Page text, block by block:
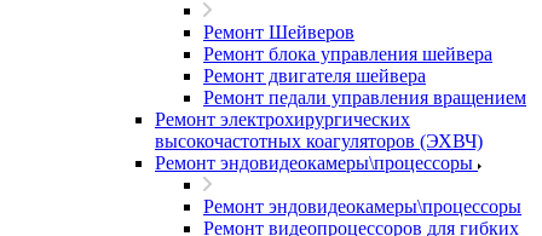
Ремонт Шейверов
Ремонт блока управления шейвера
Ремонт двигателя шейвера
Ремонт педали управления вращением
Ремонт электрохирургических
высокочастотных коагуляторов (ЭХВЧ)
Ремонт эндовидеокамеры\процессоры
Ремонт эндовидеокамеры\процессоры
Ремонт видеопроцессоров для гибких